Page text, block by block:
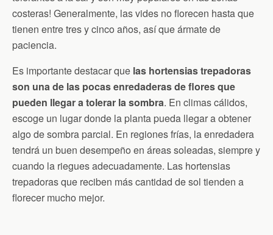
costeras! Generalmente, las vides no florecen hasta que
tienen entre tres y cinco años, así que ármate de
paciencia.
Es importante destacar que las hortensias trepadoras
son una de las pocas enredaderas de flores que
pueden llegar a tolerar la sombra. En climas cálidos,
escoge un lugar donde la planta pueda llegar a obtener
algo de sombra parcial. En regiones frías, la enredadera
tendrá un buen desempeño en áreas soleadas, siempre y
cuando la riegues adecuadamente. Las hortensias
trepadoras que reciben más cantidad de sol tienden a
florecer mucho mejor.